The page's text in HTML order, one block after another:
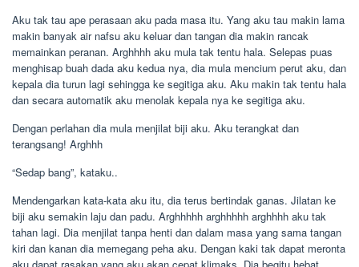
Aku tak tau ape perasaan aku pada masa itu. Yang aku tau makin lama
makin banyak air nafsu aku keluar dan tangan dia makin rancak
memainkan peranan. Arghhhh aku mula tak tentu hala. Selepas puas
menghisap buah dada aku kedua nya, dia mula mencium perut aku, dan
kepala dia turun lagi sehingga ke segitiga aku. Aku makin tak tentu hala
dan secara automatik aku menolak kepala nya ke segitiga aku.
Dengan perlahan dia mula menjilat biji aku. Aku terangkat dan
terangsang! Arghhh
“Sedap bang”, kataku..
Mendengarkan kata-kata aku itu, dia terus bertindak ganas. Jilatan ke
biji aku semakin laju dan padu. Arghhhhh arghhhhh arghhhh aku tak
tahan lagi. Dia menjilat tanpa henti dan dalam masa yang sama tangan
kiri dan kanan dia memegang peha aku. Dengan kaki tak dapat meronta